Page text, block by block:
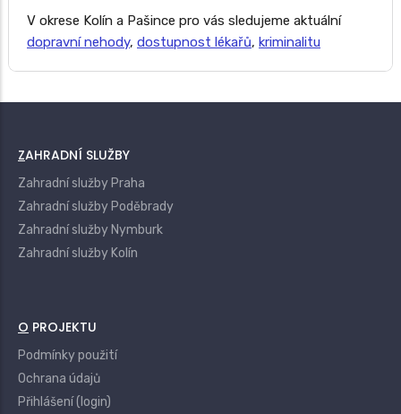
V okrese Kolín a Pašince pro vás sledujeme aktuální
dopravní nehody, dostupnost lékařů, kriminalitu
ZAHRADNÍ SLUŽBY
Zahradní služby Praha
Zahradní služby Poděbrady
Zahradní služby Nymburk
Zahradní služby Kolín
O PROJEKTU
Podmínky použití
Ochrana údajů
Přihlášení (login)